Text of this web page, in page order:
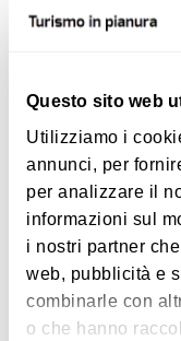
Questo sito web
Utilizziamo i
annunci, per
per analizzare il
informazioni sul
i nostri partner
web, pubblicità e
combinarle con
o che hanno
Festa dello Sport a
Via della
40018 San Pietro in